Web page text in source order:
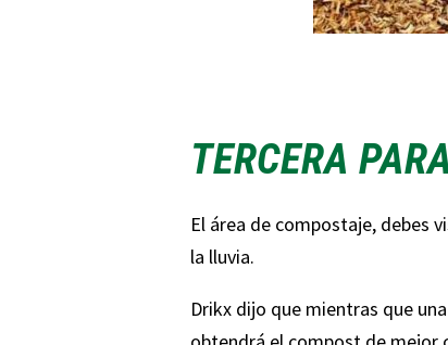
TERCERA
El área de compostaje, debes
la lluvia.
Drikx dijo que mientras que